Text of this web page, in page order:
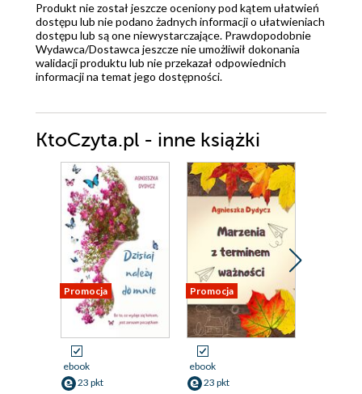
Produkt nie został jeszcze oceniony pod kątem ułatwień
dostępu lub nie podano żadnych informacji o ułatwieniach
dostępu lub są one niewystarczające. Prawdopodobnie
Wydawca/Dostawca jeszcze nie umożliwił dokonania
walidacji produktu lub nie przekazał odpowiednich
informacji na temat jego dostępności.
KtoCzyta.pl - inne książki
Promocja
ebook
23 pkt
Promocja
ebook
23 pkt